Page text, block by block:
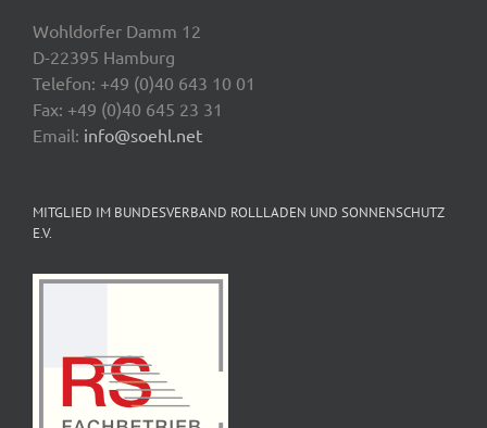
Wohldorfer Damm 12
D-22395 Hamburg
Telefon: +49 (0)40 643 10 01
Fax: +49 (0)40 645 23 31
Email: info@soehl.net
MITGLIED IM BUNDESVERBAND ROLLLADEN UND SONNENSCHUTZ
E.V.